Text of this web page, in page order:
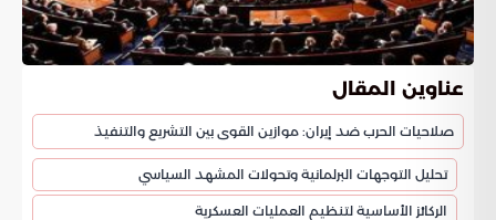
عناوين المقال
صلاحيات الحرب ضد إيران: موازين القوى بين التشريع والتنفيذ
تحليل التوجهات البرلمانية وتحولات المشهد السياسي
الركائز الأساسية لتنظيم العمليات العسكرية